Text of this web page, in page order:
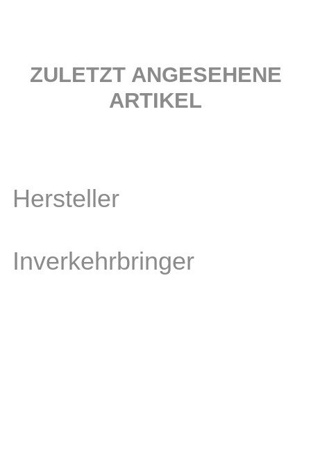
ZULETZT ANGESEHENE
ARTIKEL
Hersteller
Inverkehrbringer